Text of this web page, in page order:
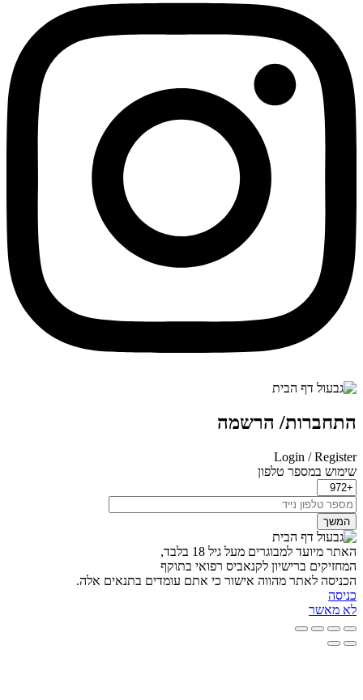
הרשמה
Login /
במספר טלפון
המשך
מיועד למבוגרים מעל גיל 18 בלבד,
ברישיון לקנאביס רפואי בתוקף
לאתר מהווה אישור כי אתם עומדים בתנאים אלה.
מאשר